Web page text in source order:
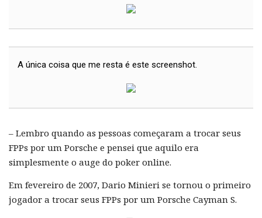
A única coisa que me resta é este screenshot.
– Lembro quando as pessoas começaram a trocar seus
FPPs por um Porsche e pensei que aquilo era
simplesmente o auge do poker online.
Em fevereiro de 2007, Dario Minieri se tornou o primeiro
jogador a trocar seus FPPs por um Porsche Cayman S.